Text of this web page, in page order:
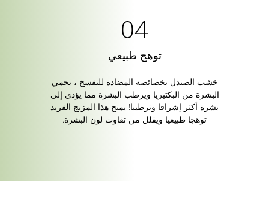
توهج طبيعي
خشب الصندل بخصائصه المضادة للتفسخ ، يحمي
البشرة من البكتيريا ويرطب البشرة مما يؤدي إلى
بشرة أكثر إشراقا وترطيبا! يمنح هذا المزيج الفريد
توهجا طبيعيا ويقلل من تفاوت لون البشرة.